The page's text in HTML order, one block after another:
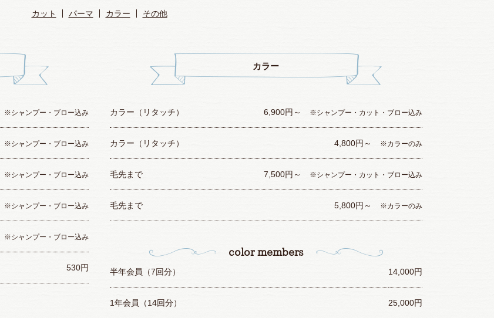
カット パーマ カラー その他
※シャンプー・ブロー込み
※シャンプー・ブロー込み
※シャンプー・ブロー込み
※シャンプー・ブロー込み
※シャンプー・ブロー込み
530円
カラー
カラー（リタッチ） 6,900円～ ※シャンプー・カット・ブロー込み
カラー（リタッチ） 4,800円～ ※カラーのみ
毛先まで 7,500円～ ※シャンプー・カット・ブロー込み
毛先まで 5,800円～ ※カラーのみ
color members
半年会員（7回分） 14,000円
1年会員（14回分） 25,000円